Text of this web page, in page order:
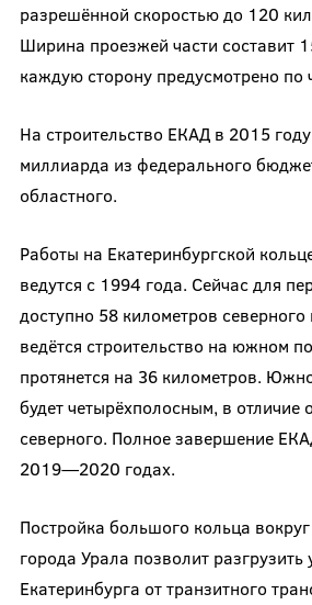
разрешённой скоростью до 120
Ширина проезжей части составит
каждую сторону предусмотрено по
На строительство ЕКАД в 2015
миллиарда из федерального
областного.
Работы на Екатеринбургской
ведутся с 1994 года. Сейчас для
доступно 58 километров
ведётся строительство на южном
протянется на 36 километров.
будет четырёхполосным, в отличие
северного. Полное завершение
2019—2020 годах.
Постройка большого кольца
города Урала позволит разгрузить
Екатеринбурга от транзитного